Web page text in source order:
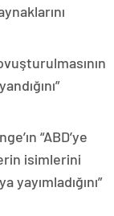
“ABD’ye
isimlerini